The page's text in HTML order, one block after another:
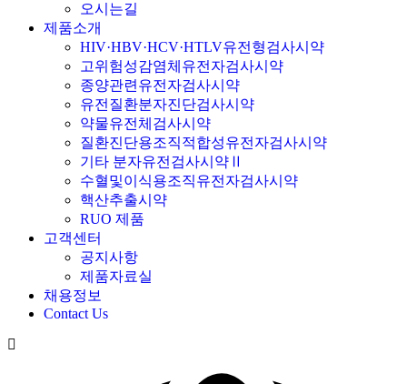
오시는길
제품소개
HIV·HBV·HCV·HTLV유전형검사시약
고위험성감염체유전자검사시약
종양관련유전자검사시약
유전질환분자진단검사시약
약물유전체검사시약
질환진단용조직적합성유전자검사시약
기타 분자유전검사시약Ⅱ
수혈및이식용조직유전자검사시약
핵산추출시약
RUO 제품
고객센터
공지사항
제품자료실
채용정보
Contact Us